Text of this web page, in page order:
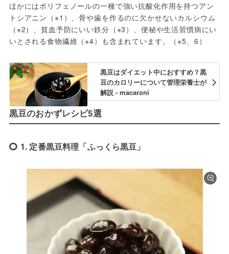
ほかにはポリフェノールの一種で強い抗酸化作用を持つアン
トシアニン（※1）、骨や歯を作るのに欠かせないカルシウム
（※2）、貧血予防にいい鉄分（※3）、便秘や生活習慣病にい
いとされる食物繊維（※4）も含まれています。（※5、6）
黒豆はダイエット中におすすめ？黒
豆のカロリーについて管理栄養士が
解説 - macaroni
黒豆のおかずレシピ5選
1. 定番黒豆料理「ふっくら黒豆」